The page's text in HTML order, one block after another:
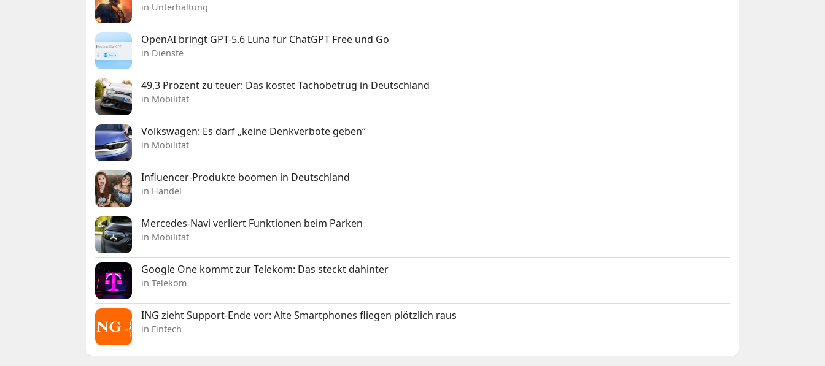
in Unterhaltung
OpenAI bringt GPT-5.6 Luna für ChatGPT Free und Go
in Dienste
49,3 Prozent zu teuer: Das kostet Tachobetrug in Deutschland
in Mobilität
Volkswagen: Es darf „keine Denkverbote geben“
in Mobilität
Influencer-Produkte boomen in Deutschland
in Handel
Mercedes-Navi verliert Funktionen beim Parken
in Mobilität
Google One kommt zur Telekom: Das steckt dahinter
in Telekom
ING zieht Support-Ende vor: Alte Smartphones fliegen plötzlich raus
in Fintech